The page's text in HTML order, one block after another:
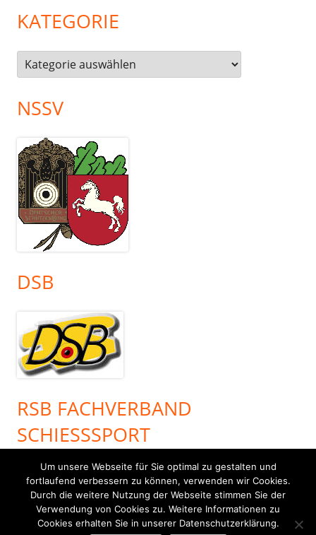
KATEGORIE
Kategorie
NSSV
DSB
RSB FACHVERBAND
SCHIESSSPORT
Um unsere Webseite für Sie optimal zu gestalten und
fortlaufend verbessern zu können, verwenden wir Cookies.
Durch die weitere Nutzung der Webseite stimmen Sie der
Verwendung von Cookies zu. Weitere Informationen zu
Cookies erhalten Sie in unserer Datenschutzerklärung.